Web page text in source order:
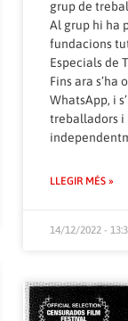
grup de
Al grup hi ha
fundacions
Especials de
Fins ara
WhatsApp, i
treballadors i
LLEGIR MÉS »
14/12/2022 -